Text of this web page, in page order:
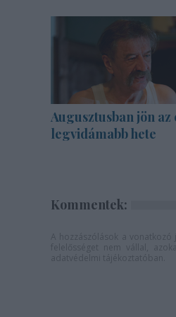
Augusztusban jön az
legvidámabb hete
Kommentek: